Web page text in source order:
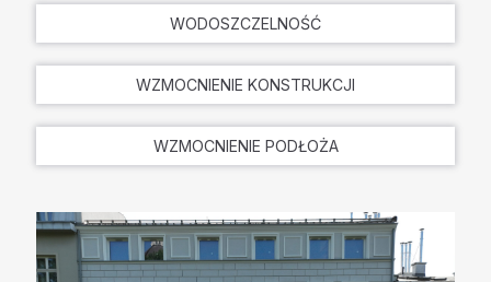
WODOSZCZELNOŚĆ
WZMOCNIENIE KONSTRUKCJI
WZMOCNIENIE PODŁOŻA